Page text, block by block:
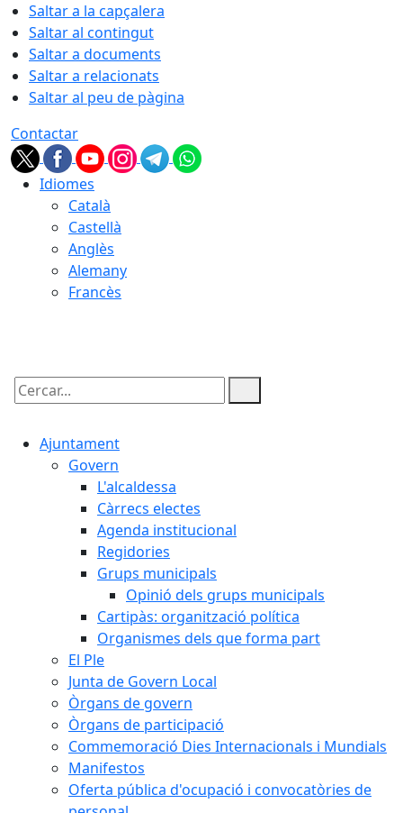
Saltar a la capçalera
Saltar al contingut
Saltar a documents
Saltar a relacionats
Saltar al peu de pàgina
Contactar
Idiomes
Català
Castellà
Anglès
Alemany
Francès
Cercar:
Ajuntament
Govern
L'alcaldessa
Càrrecs electes
Agenda institucional
Regidories
Grups municipals
Opinió dels grups municipals
Cartipàs: organització política
Organismes dels que forma part
El Ple
Junta de Govern Local
Òrgans de govern
Òrgans de participació
Commemoració Dies Internacionals i Mundials
Manifestos
Oferta pública d'ocupació i convocatòries de